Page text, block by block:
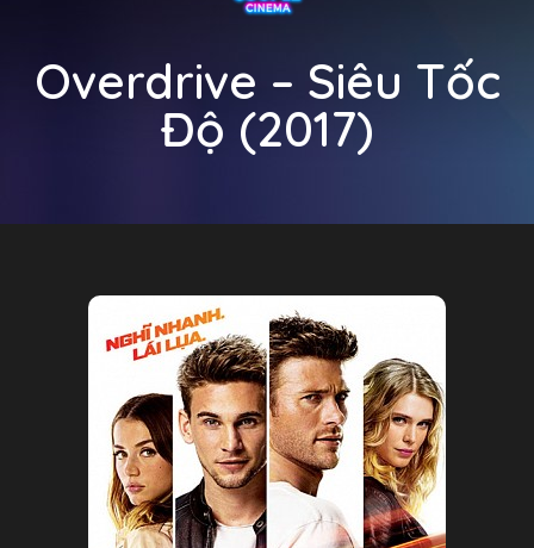
Overdrive – Siêu Tốc
Độ (2017)